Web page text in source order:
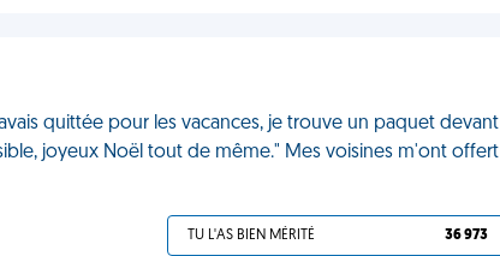
quittée pour les vacances, je trouve un paquet devant
joyeux Noël tout de même." Mes voisines m'ont offert
TU L'AS BIEN MÉRITÉ 36 973